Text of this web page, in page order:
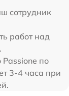
сотрудник
работ над
по
3-4 часа при